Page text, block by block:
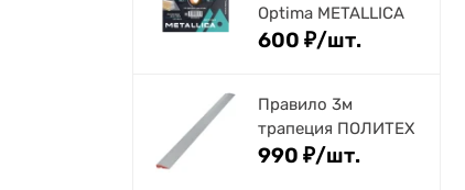
Optima METALLICA
600 ₽/шт.
Правило 3м
трапеция ПОЛИТЕХ
990 ₽/шт.